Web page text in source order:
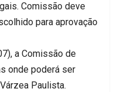
Comissão deve
para aprovação
a Comissão de
onde poderá ser
Paulista.